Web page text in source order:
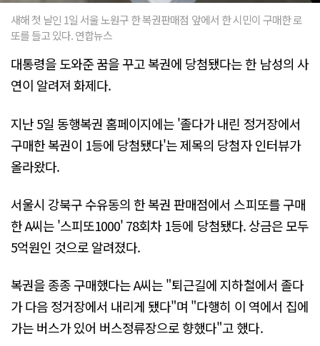
새해 첫 날인 1일 서울 노원구 한 복권판매점 앞에서 한 시민이 구매한 로
또를 들고 있다. 연합뉴스
대통령을 도와준 꿈을 꾸고 복권에 당첨됐다는 한 남성의 사
연이 알려져 화제다.
지난 5일 동행복권 홈페이지에는 '졸다가 내린 정거장에서
구매한 복권이 1등에 당첨됐다'는 제목의 당첨자 인터뷰가
올라왔다.
서울시 강북구 수유동의 한 복권 판매점에서 스피또를 구매
한 A씨는 '스피또1000' 78회차 1등에 당첨됐다. 상금은 모두
5억원인 것으로 알려졌다.
복권을 종종 구매했다는 A씨는 "퇴근길에 지하철에서 졸다
가 다음 정거장에서 내리게 됐다"며 "다행히 이 역에서 집에
가는 버스가 있어 버스정류장으로 향했다"고 했다.